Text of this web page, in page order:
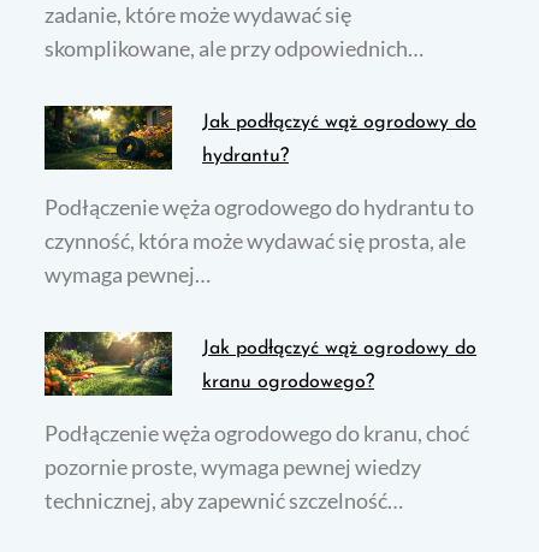
zadanie, które może wydawać się
skomplikowane, ale przy odpowiednich…
Jak podłączyć wąż ogrodowy do
hydrantu?
Podłączenie węża ogrodowego do hydrantu to
czynność, która może wydawać się prosta, ale
wymaga pewnej…
Jak podłączyć wąż ogrodowy do
kranu ogrodowego?
Podłączenie węża ogrodowego do kranu, choć
pozornie proste, wymaga pewnej wiedzy
technicznej, aby zapewnić szczelność…